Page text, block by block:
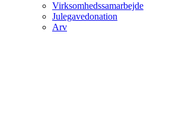
Virksomhedssamarbejde
Julegavedonation
Arv